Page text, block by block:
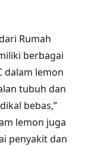
Rumah
berbagai
dalam lemon
tubuh dan
bebas,”
lemon juga
penyakit dan